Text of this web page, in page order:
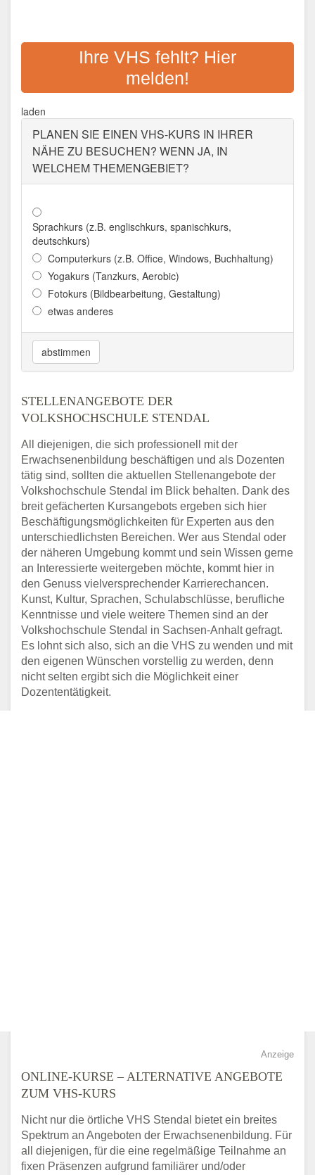
KREISVOLKSHOCHSCHULE
STENDAL
Bahnhofstraße 3, 39606 Hansestadt
Osterburg (Altmark)
Ihre VHS fehlt? Hier
melden!
laden
PLANEN SIE EINEN VHS-KURS IN IHRER
NÄHE ZU BESUCHEN? WENN JA, IN
WELCHEM THEMENGEBIET?
Sprachkurs (z.B. englischkurs, spanischkurs,
deutschkurs)
Computerkurs (z.B. Office, Windows, Buchhaltung)
Yogakurs (Tanzkurs, Aerobic)
Fotokurs (Bildbearbeitung, Gestaltung)
etwas anderes
abstimmen
STELLENANGEBOTE DER
VOLKSHOCHSCHULE STENDAL
All diejenigen, die sich professionell mit der
Erwachsenenbildung beschäftigen und als Dozenten
tätig sind, sollten die aktuellen Stellenangebote der
Volkshochschule Stendal im Blick behalten. Dank des
breit gefächerten Kursangebots ergeben sich hier
Beschäftigungsmöglichkeiten für Experten aus den
unterschiedlichsten Bereichen. Wer aus Stendal oder
der näheren Umgebung kommt und sein Wissen gerne
an Interessierte weitergeben möchte, kommt hier in
den Genuss vielversprechender Karrierechancen.
Kunst, Kultur, Sprachen, Schulabschlüsse, berufliche
Kenntnisse und viele weitere Themen sind an der
Volkshochschule Stendal in Sachsen-Anhalt gefragt.
Es lohnt sich also, sich an die VHS zu wenden und mit
den eigenen Wünschen vorstellig zu werden, denn
nicht selten ergibt sich die Möglichkeit einer
Dozententätigkeit.
Anzeige
ONLINE-KURSE – ALTERNATIVE ANGEBOTE
ZUM VHS-KURS
Nicht nur die örtliche VHS Stendal bietet ein breites
Spektrum an Angeboten der Erwachsenenbildung. Für
all diejenigen, für die eine regelmäßige Teilnahme an
fixen Präsenzen aufgrund familiärer und/oder